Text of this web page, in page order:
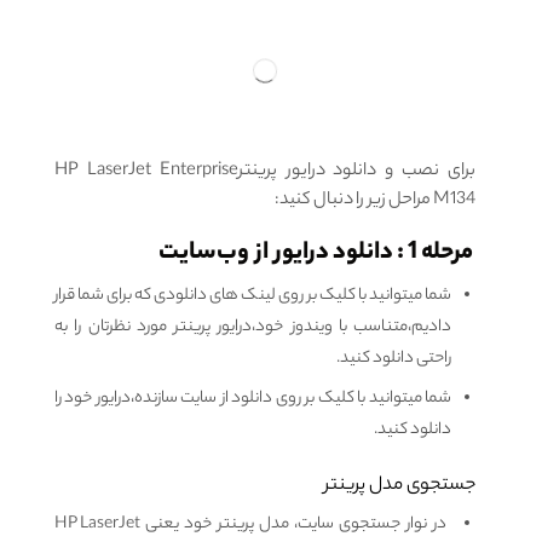
برای نصب و دانلود درایور پرینترHP LaserJet Enterprise
M134 مراحل زیر را دنبال کنید:
مرحله 1 : دانلود درایور از وب‌سایت
شما میتوانید با کلیک بر روی لینک های دانلودی که برای شما قرار
دادیم،متناسب با ویندوز خود،درایور پرینتر مورد نظرتان را به
راحتی دانلود کنید.
شما میتوانید با کلیک بر روی دانلود از سایت سازنده،درایور خود را
دانلود کنید.
جستجوی مدل پرینتر
در نوار جستجوی سایت، مدل پرینتر خود یعنی HP LaserJet